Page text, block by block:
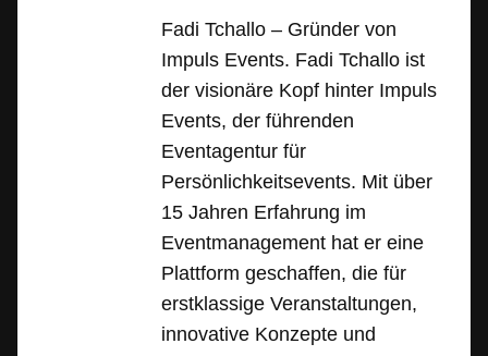
Fadi Tchallo – Gründer von
Impuls Events. Fadi Tchallo ist
der visionäre Kopf hinter Impuls
Events, der führenden
Eventagentur für
Persönlichkeitsevents. Mit über
15 Jahren Erfahrung im
Eventmanagement hat er eine
Plattform geschaffen, die für
erstklassige Veranstaltungen,
innovative Konzepte und